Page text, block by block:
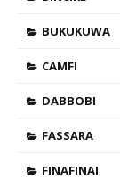
BUKUKUWA
CAMFI
DABBOBI
FASSARA
FINAFINAI